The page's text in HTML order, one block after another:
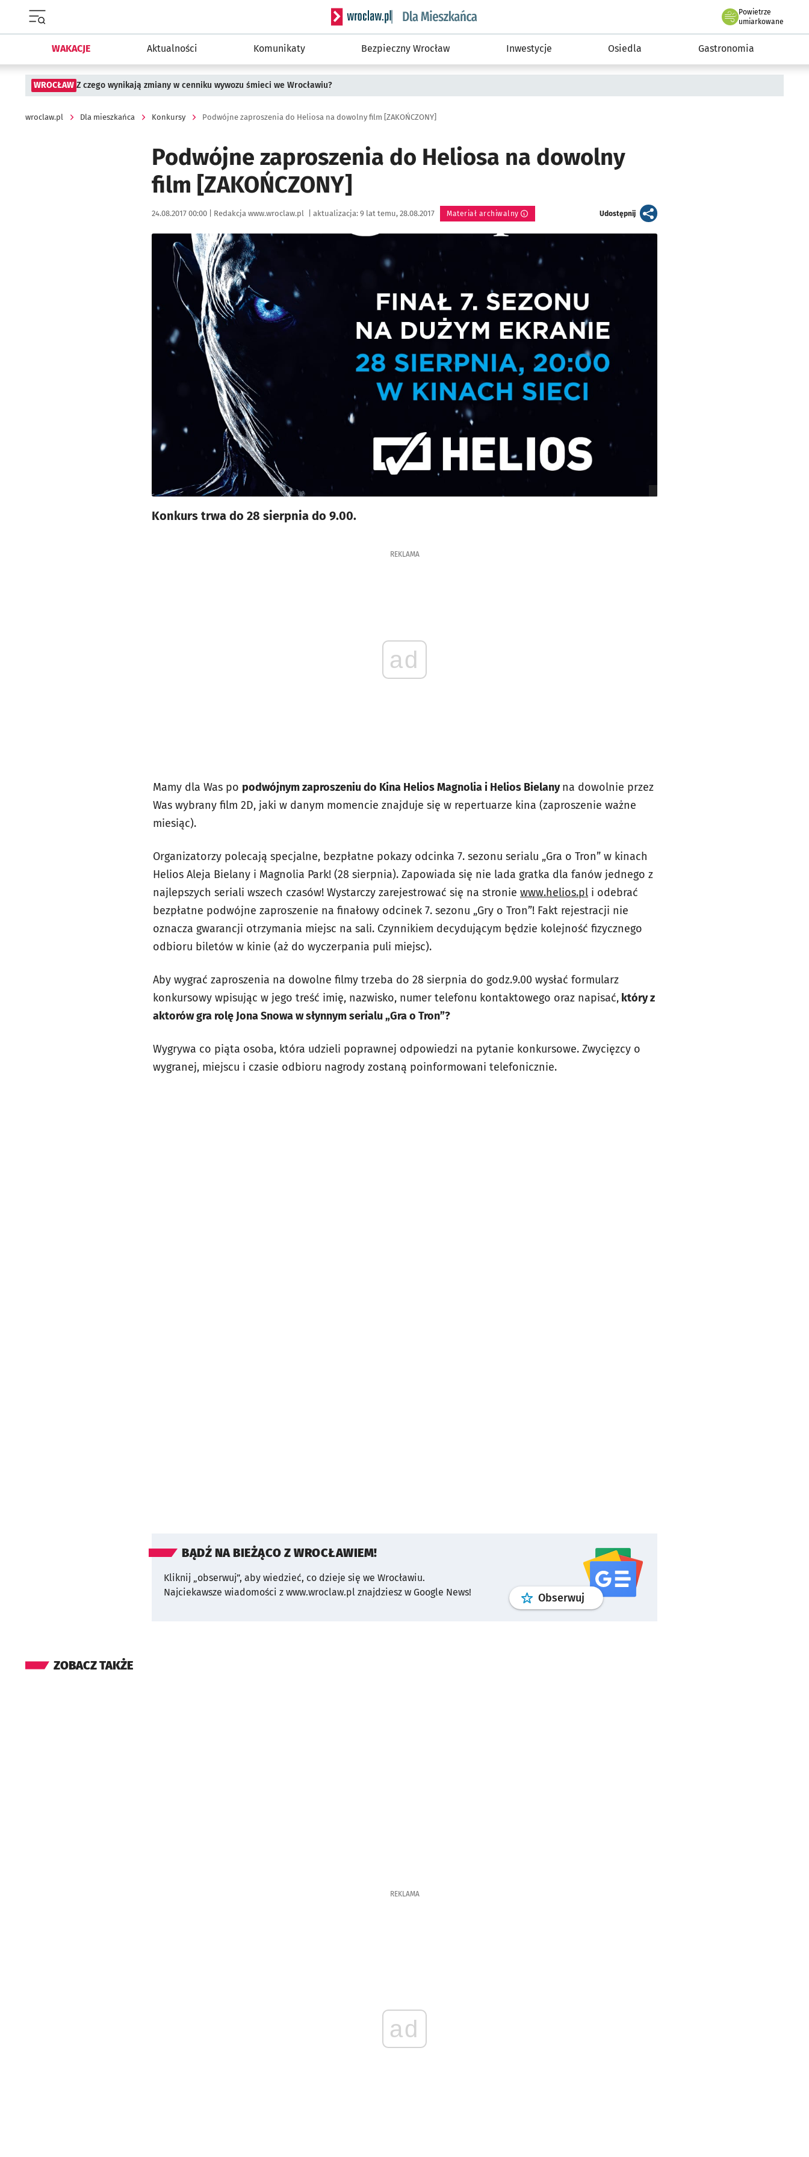
Serwis informacyjny wroclaw.pl podserwis: Dla mieszkańca
Powietrze
we Wrocławiu
umiarkowane
WAKACJE Aktualności Komunikaty Bezpieczny Wrocław Inwestycje Osiedla Gastronomia
WROCŁAW Z czego wynikają zmiany w cenniku wywozu śmieci we Wrocławiu?
wroclaw.pl Dla mieszkańca Konkursy Podwójne zaproszenia do Heliosa na dowolny film [ZAKOŃCZONY]
Podwójne zaproszenia do Heliosa na dowolny
film [ZAKOŃCZONY]
Data publikacji:
24.08.2017 00:00 | Autor:
Redakcja www.wroclaw.pl aktualizacja: 9 lat temu, 28.08.2017 Materiał archiwalny Udostępnijartykuł
Kliknij, aby powiększyć
Konkurs trwa do 28 sierpnia do 9.00.
REKLAMA
ad
Mamy dla Was po podwójnym zaproszeniu do Kina Helios Magnolia i Helios Bielanyna dowolnie przez
Was wybrany film 2D, jaki w danym momencie znajduje się w repertuarze kina (zaproszenie ważne
miesiąc).
Organizatorzy polecają specjalne, bezpłatne pokazy odcinka 7. sezonu serialu „Gra o Tron” w kinach
Helios Aleja Bielany i Magnolia Park! (28 sierpnia). Zapowiada się nie lada gratka dla fanów jednego z
najlepszych seriali wszech czasów! Wystarczy zarejestrować się na stronie www.helios.pl i odebrać
bezpłatne podwójne zaproszenie na finałowy odcinek 7. sezonu „Gry o Tron”! Fakt rejestracji nie
oznacza gwarancji otrzymania miejsc na sali. Czynnikiem decydującym będzie kolejność fizycznego
odbioru biletów w kinie (aż do wyczerpania puli miejsc).
Aby wygrać zaproszenia na dowolne filmy trzeba do 28 sierpnia do godz.9.00 wysłać formularz
konkursowy wpisując w jego treść imię, nazwisko, numer telefonu kontaktowego oraz napisać, który z
aktorów gra rolę Jona Snowa w słynnym serialu „Gra o Tron”?
Wygrywa co piąta osoba, która udzieli poprawnej odpowiedzi na pytanie konkursowe. Zwycięzcy o
wygranej, miejscu i czasie odbioru nagrody zostaną poinformowani telefonicznie.
BĄDŹ NA BIEŻĄCO Z WROCŁAWIEM!
Kliknij „obserwuj”, aby wiedzieć, co dzieje się we Wrocławiu.
Najciekawsze wiadomości z www.wroclaw.pl znajdziesz w Google News!
Obserwuj profilgoogle news
ZOBACZ TAKŻE
REKLAMA
ad